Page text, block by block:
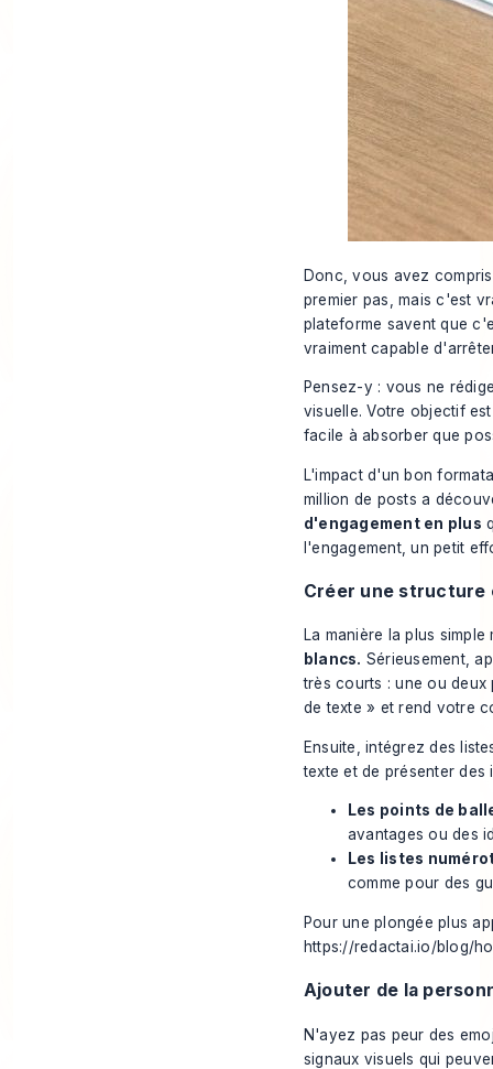
Donc, vous avez
premier pas, mais c'est
plateforme savent que
vraiment capable
Pensez-y : vous ne
visuelle. Votre objectif
facile à absorber que
L'impact d'un bon
million de posts a
d'engagement en plus
l'engagement, un petit
Créer une structure
La manière la plus
blancs. Sérieusement,
très courts : une ou deux
de texte » et rend votre
Ensuite, intégrez des
texte et de présenter
Les points de
avantages ou des
Les listes
comme pour des
Pour une plongée plus
https://redactai.io/blog/
Ajouter de la
N'ayez pas peur des
signaux visuels qui